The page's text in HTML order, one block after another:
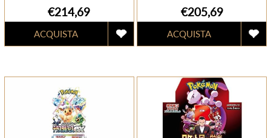
€214,69 €205,69